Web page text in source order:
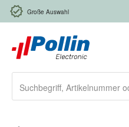
Zum Hauptinhalt springen
Große Auswahl